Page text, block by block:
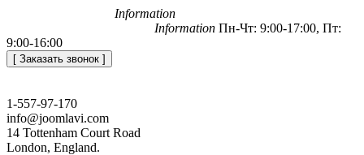
Information
Information Пн-Чт: 9:00-17:00, Пт:
9:00-16:00
[ Заказать звонок ]
1-557-97-170
info@joomlavi.com
14 Tottenham Court Road
London, England.